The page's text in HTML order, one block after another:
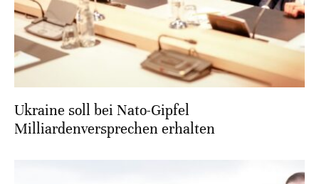
Ukraine soll bei Nato-Gipfel
Milliardenversprechen erhalten